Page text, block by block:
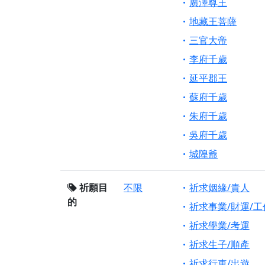
地藏王菩薩
三官大帝
李府千歲
延平郡王
蘇府千歲
朱府千歲
吳府千歲
城隍爺
祈願目
的
不限
祈求姻緣/貴人
祈求事業/財運/工
祈求學業/考運
祈求生子/順產